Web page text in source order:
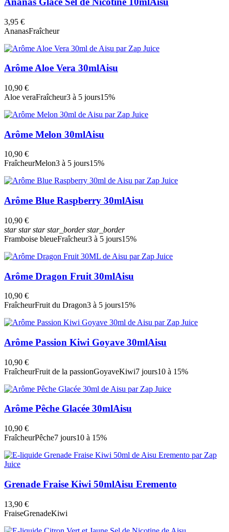
3,95 €
AnanasFraîcheur
Arôme Aloe Vera 30mlAisu
10,90 €
Aloe veraFraîcheur3 à 5 jours15%
Arôme Melon 30mlAisu
10,90 €
FraîcheurMelon3 à 5 jours15%
Arôme Blue Raspberry 30mlAisu
10,90 €
starstarstarstar_borderstar_border
Framboise bleueFraîcheur3 à 5 jours15%
Arôme Dragon Fruit 30mlAisu
10,90 €
FraîcheurFruit du Dragon3 à 5 jours15%
Arôme Passion Kiwi Goyave 30mlAisu
10,90 €
FraîcheurFruit de la passionGoyaveKiwi7 jours10 à 15%
Arôme Pêche Glacée 30mlAisu
10,90 €
FraîcheurPêche7 jours10 à 15%
Grenade Fraise Kiwi 50mlAisu Eremento
13,90 €
FraiseGrenadeKiwi